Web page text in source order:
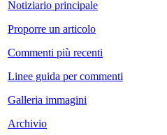
Notiziario principale
Proporre un articolo
Commenti più recenti
Linee guida per commenti
Galleria immagini
Archivio